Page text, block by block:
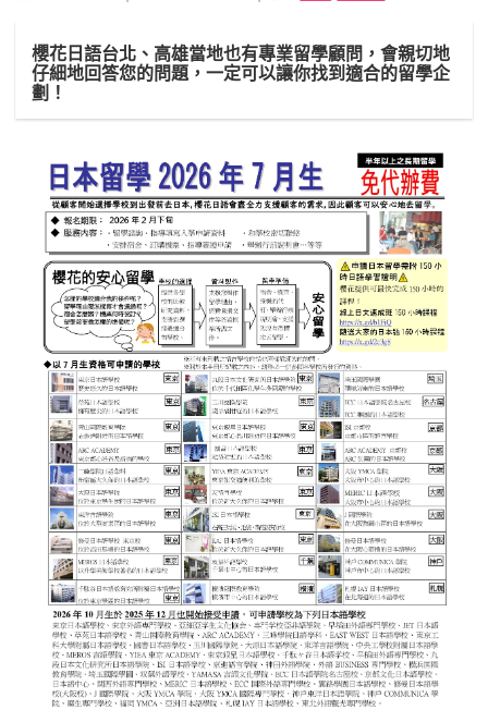
櫻花日語台北、高雄當地也有專業留學顧問，會親切地
仔細地回答您的問題，一定可以讓你找到適合的留學企
劃！